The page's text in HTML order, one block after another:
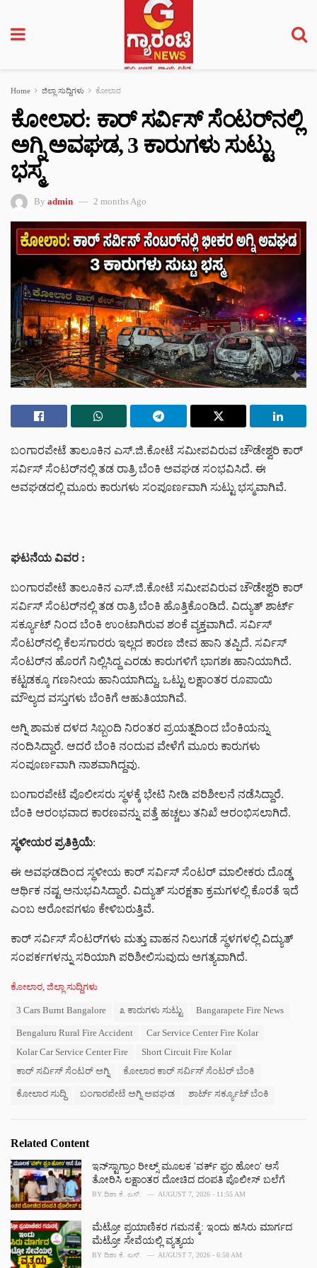
Home ಜಿಲ್ಲಾ ಸುದ್ದಿಗಳು ಕೋಲಾರ
ಕೋಲಾರ: ಕಾರ್ ಸರ್ವಿಸ್ ಸೆಂಟರ್‌ನಲ್ಲಿ
ಅಗ್ನಿ ಅವಘಡ, 3 ಕಾರುಗಳು ಸುಟ್ಟು
ಭಸ್ಮ
By admin 2 months Ago
ಬಂಗಾರಪೇಟೆ ತಾಲೂಕಿನ ಎಸ್.ಜಿ.ಕೋಟೆ ಸಮೀಪವಿರುವ ಚೌಡೇಶ್ವರಿ ಕಾರ್
ಸರ್ವಿಸ್ ಸೆಂಟರ್‌‌ನಲ್ಲಿ ತಡ ರಾತ್ರಿ ಬೆಂಕಿ ಅವಘಡ ಸಂಭವಿಸಿದೆ. ಈ
ಅವಘಡದಲ್ಲಿ ಮೂರು ಕಾರುಗಳು ಸಂಪೂರ್ಣವಾಗಿ ಸುಟ್ಟು ಭಸ್ಮವಾಗಿವೆ.
ಘಟನೆಯ ವಿವರ :
ಬಂಗಾರಪೇಟೆ ತಾಲೂಕಿನ ಎಸ್.ಜಿ.ಕೋಟೆ ಸಮೀಪವಿರುವ ಚೌಡೇಶ್ವರಿ ಕಾರ್
ಸರ್ವಿಸ್ ಸೆಂಟರ್‌‌ನಲ್ಲಿ ತಡ ರಾತ್ರಿ ಬೆಂಕಿ ಹೊತ್ತಿಕೊಂಡಿದೆ. ವಿದ್ಯುತ್ ಶಾರ್ಟ್
ಸರ್ಕ್ಯೂಟ್ ನಿಂದ ಬೆಂಕಿ ಉಂಟಾಗಿರುವ ಶಂಕೆ ವ್ಯಕ್ತವಾಗಿದೆ. ಸರ್ವಿಸ್
ಸೆಂಟರ್‌ನಲ್ಲಿ ಕೆಲಸಗಾರರು ಇಲ್ಲದ ಕಾರಣ ಜೀವ ಹಾನಿ ತಪ್ಪಿದೆ. ಸರ್ವಿಸ್
ಸೆಂಟರ್‌ನ ಹೊರಗೆ ನಿಲ್ಲಿಸಿದ್ದ ಎರಡು ಕಾರುಗಳಿಗೆ ಭಾಗಶಃ ಹಾನಿಯಾಗಿದೆ.
ಕಟ್ಟಡಕ್ಕೂ ಗಣನೀಯ ಹಾನಿಯಾಗಿದ್ದು, ಒಟ್ಟು ಲಕ್ಷಾಂತರ ರೂಪಾಯಿ
ಮೌಲ್ಯದ ವಸ್ತುಗಳು ಬೆಂಕಿಗೆ ಆಹುತಿಯಾಗಿವೆ.
ಅಗ್ನಿ ಶಾಮಕ ದಳದ ಸಿಬ್ಬಂದಿ ನಿರಂತರ ಪ್ರಯತ್ನದಿಂದ ಬೆಂಕಿಯನ್ನು
ನಂದಿಸಿದ್ದಾರೆ. ಆದರೆ ಬೆಂಕಿ ನಂದುವ ವೇಳೆಗೆ ಮೂರು ಕಾರುಗಳು
ಸಂಪೂರ್ಣವಾಗಿ ನಾಶವಾಗಿದ್ದವು.
ಬಂಗಾರಪೇಟೆ ಪೊಲೀಸರು ಸ್ಥಳಕ್ಕೆ ಭೇಟಿ ನೀಡಿ ಪರಿಶೀಲನೆ ನಡೆಸಿದ್ದಾರೆ.
ಬೆಂಕಿ ಆರಂಭವಾದ ಕಾರಣವನ್ನು ಪತ್ತೆ ಹಚ್ಚಲು ತನಿಖೆ ಆರಂಭಿಸಲಾಗಿದೆ.
ಸ್ಥಳೀಯರ ಪ್ರತಿಕ್ರಿಯೆ:
ಈ ಅವಘಡದಿಂದ ಸ್ಥಳೀಯ ಕಾರ್ ಸರ್ವಿಸ್ ಸೆಂಟರ್ ಮಾಲೀಕರು ದೊಡ್ಡ
ಆರ್ಥಿಕ ನಷ್ಟ ಅನುಭವಿಸಿದ್ದಾರೆ. ವಿದ್ಯುತ್ ಸುರಕ್ಷತಾ ಕ್ರಮಗಳಲ್ಲಿ ಕೊರತೆ ಇದೆ
ಎಂಬ ಆರೋಪಗಳೂ ಕೇಳಿಬರುತ್ತಿವೆ.
ಕಾರ್ ಸರ್ವಿಸ್ ಸೆಂಟರ್‌ಗಳು ಮತ್ತು ವಾಹನ ನಿಲುಗಡೆ ಸ್ಥಳಗಳಲ್ಲಿ ವಿದ್ಯುತ್
ಸಂಪರ್ಕಗಳನ್ನು ಸರಿಯಾಗಿ ಪರಿಶೀಲಿಸುವುದು ಅಗತ್ಯವಾಗಿದೆ.
C
ಕೋಲಾರ ಜಿಲ್ಲಾ ಸುದ್ದಿಗಳು
3 Cars Burnt Bangalore ೩ ಕಾರುಗಳು ಸುಟ್ಟು Bangarapete Fire News
Bengaluru Rural Fire Accident
Car Service Center Fire Kolar
Kolar Car Service Center Fire
Short Circuit Fire Kolar
ಕಾರ್ ಸರ್ವಿಸ್ ಸೆಂಟರ್ ಅಗ್ನಿ
ಕೋಲಾರ ಕಾರ್ ಸರ್ವಿಸ್ ಸೆಂಟರ್ ಬೆಂಕಿ
ಕೋಲಾರ ಸುದ್ದಿ ಬಂಗಾರಪೇಟೆ ಅಗ್ನಿ ಅವಘಡ ಶಾರ್ಟ್ ಸರ್ಕ್ಯೂಟ್ ಬೆಂಕಿ
Related Content
ಇನ್‌ಸ್ಟಾಗ್ರಾಂ ರೀಲ್ಸ್‌ ಮೂಲಕ 'ವರ್ಕ್ ಫ್ರಂ ಹೋಂ' ಆಸೆ
ತೋರಿಸಿ ಲಕ್ಷಾಂತರ ದೋಚಿದ ದಂಪತಿ ಪೊಲೀಸ್ ಬಲೆಗೆ
BY ದಿಶಾ ಕೆ. ಎಸ್. AUGUST 7, 2026 - 11:55 AM
ಮೆಟ್ರೋ ಪ್ರಯಾಣಿಕರ ಗಮನಕ್ಕೆ: ಇಂದು ಹಸಿರು ಮಾರ್ಗದ
ಮೆಟ್ರೋ ಸೇವೆಯಲ್ಲಿ ವ್ಯತ್ಯಯ
BY ದಿಶಾ ಕೆ. ಎಸ್. AUGUST 7, 2026 - 6:58 AM